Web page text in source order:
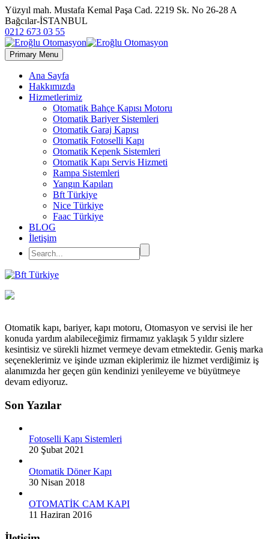
Yüzyıl mah. Mustafa Kemal Paşa Cad. 2219 Sk. No 26-28 A
Bağcılar-İSTANBUL
0212 673 03 55
Primary Menu
Ana Sayfa
Hakkımızda
Hizmetlerimiz
Otomatik Bahçe Kapısı Motoru
Otomatik Bariyer Sistemleri
Otomatik Garaj Kapısı
Otomatik Fotoselli Kapı
Otomatik Kepenk Sistemleri
Otomatik Kapı Servis Hizmeti
Rampa Sistemleri
Yangın Kapıları
Bft Türkiye
Nice Türkiye
Faac Türkiye
BLOG
İletişim
Otomatik kapı, bariyer, kapı motoru, Otomasyon ve servisi ile her
konuda yardım alabileceğimiz firmamız yaklaşık 5 yıldır sizlere
kesintisiz ve sürekli hizmet vermeye devam etmektedir. Geniş marka
seçeneklerimiz ve işinde uzman ekiplerimiz ile hizmet verdiğimiz iş
alanımızda her geçen gün kendinizi yenileyeme ve büyütmeye
devam ediyoruz.
Son Yazılar
Fotoselli Kapı Sistemleri
20 Şubat 2021
Otomatik Döner Kapı
30 Nisan 2018
OTOMATİK CAM KAPI
11 Haziran 2016